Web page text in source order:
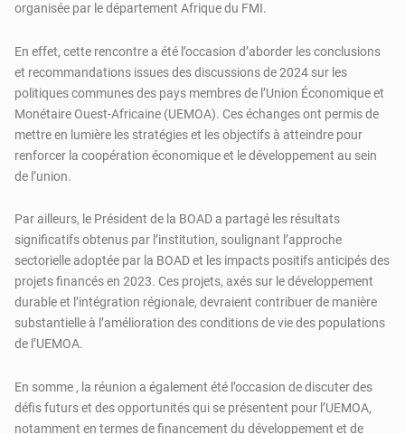
organisée par le département Afrique du FMI.
En effet, cette rencontre a été l’occasion d’aborder les conclusions
et recommandations issues des discussions de 2024 sur les
politiques communes des pays membres de l’Union Économique et
Monétaire Ouest-Africaine (UEMOA). Ces échanges ont permis de
mettre en lumière les stratégies et les objectifs à atteindre pour
renforcer la coopération économique et le développement au sein
de l’union.
Par ailleurs, le Président de la BOAD a partagé les résultats
significatifs obtenus par l’institution, soulignant l’approche
sectorielle adoptée par la BOAD et les impacts positifs anticipés des
projets financés en 2023. Ces projets, axés sur le développement
durable et l’intégration régionale, devraient contribuer de manière
substantielle à l’amélioration des conditions de vie des populations
de l’UEMOA.
En somme , la réunion a également été l’occasion de discuter des
défis futurs et des opportunités qui se présentent pour l’UEMOA,
notamment en termes de financement du développement et de